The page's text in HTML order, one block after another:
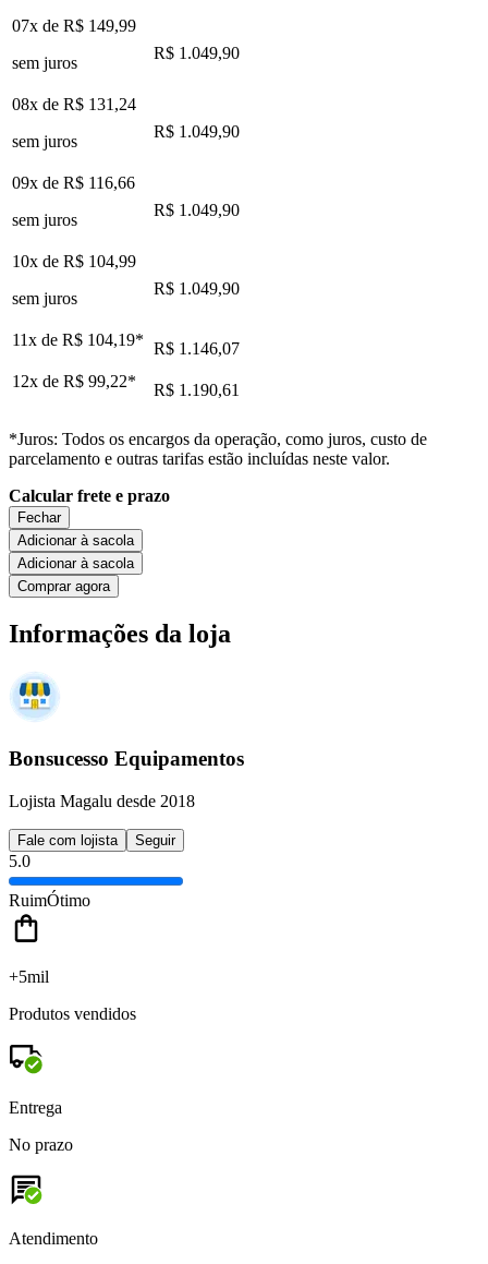
07x de R$ 149,99
sem juros
R$ 1.049,90
08x de R$ 131,24
sem juros
R$ 1.049,90
09x de R$ 116,66
sem juros
R$ 1.049,90
10x de R$ 104,99
sem juros
R$ 1.049,90
11x de R$ 104,19* R$ 1.146,07
12x de R$ 99,22* R$ 1.190,61
*Juros: Todos os encargos da operação, como juros, custo de
parcelamento e outras tarifas estão incluídas neste valor.
Calcular frete e prazo
Fechar
Adicionar à sacola
Adicionar à sacola
Comprar agora
Informações da loja
Bonsucesso Equipamentos
Lojista Magalu desde 2018
Fale com lojista Seguir
5.0
RuimÓtimo
+5mil
Produtos vendidos
Entrega
No prazo
Atendimento